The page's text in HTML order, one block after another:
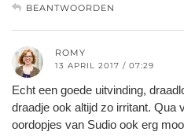
BEANTWOORDEN
ROMY
13 APRIL 2017 / 07:29
Echt een goede uitvinding,
draadje ook altijd zo irritant. Qua
oordopjes van Sudio ook erg